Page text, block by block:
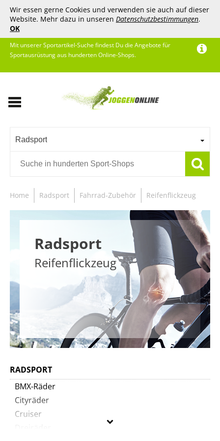
Wir essen gerne Cookies und verwenden sie auch auf dieser
Website. Mehr dazu in unseren Datenschutzbestimmungen.
OK
Mit unserer Sportartikel-Suche findest Du die Angebote für
Sportausrüstung aus hunderten Online-Shops.
Radsport
Home Radsport Fahrrad-Zubehör Reifenflickzeug
Radsport
Reifenflickzeug
RADSPORT
BMX-Räder
Cityräder
Cruiser